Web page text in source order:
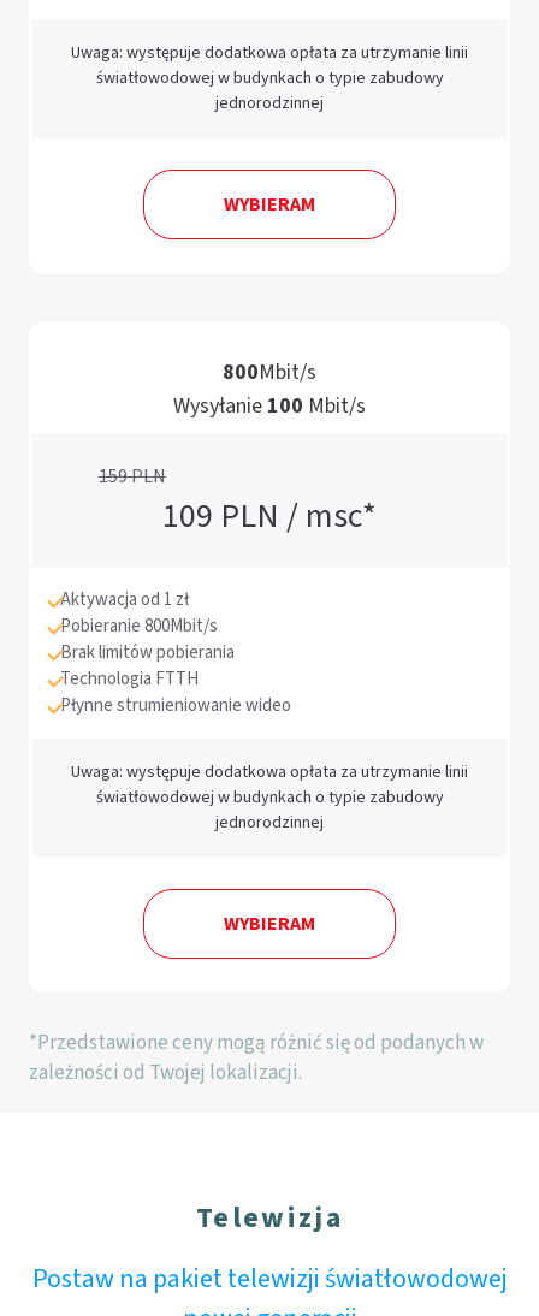
Uwaga: występuje dodatkowa opłata za utrzymanie linii
światłowodowej w budynkach o typie zabudowy
jednorodzinnej
WYBIERAM
800Mbit/s
Wysyłanie 100 Mbit/s
159PLN
109 PLN / msc*
Aktywacja od 1 zł
Pobieranie 800Mbit/s
Brak limitów pobierania
Technologia FTTH
Płynne strumieniowanie wideo
Uwaga: występuje dodatkowa opłata za utrzymanie linii
światłowodowej w budynkach o typie zabudowy
jednorodzinnej
WYBIERAM
*Przedstawione ceny mogą różnić się od podanych w
zależności od Twojej lokalizacji.
Telewizja
Postaw na pakiet telewizji światłowodowej